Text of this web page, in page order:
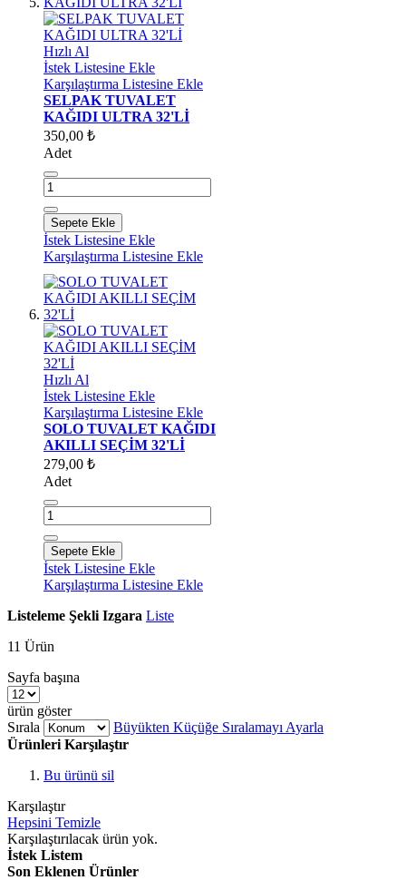
Hızlı Al
İstek Listesine Ekle
Karşılaştırma Listesine Ekle
SELPAK TUVALET
KAĞIDI ULTRA 32'Lİ
350,00 ₺
Adet
Sepete Ekle
İstek Listesine Ekle
Karşılaştırma Listesine Ekle
Hızlı Al
İstek Listesine Ekle
Karşılaştırma Listesine Ekle
SOLO TUVALET KAĞIDI
AKILLI SEÇİM 32'Lİ
279,00 ₺
Adet
Sepete Ekle
İstek Listesine Ekle
Karşılaştırma Listesine Ekle
Listeleme Şekli Izgara Liste
11 Ürün
Sayfa başına
ürün göster
Sırala
Büyükten Küçüğe Sıralamayı Ayarla
Ürünleri Karşılaştır
Bu ürünü sil
Karşılaştır
Hepsini Temizle
Karşılaştırılacak ürün yok.
İstek Listem
Son Eklenen Ürünler